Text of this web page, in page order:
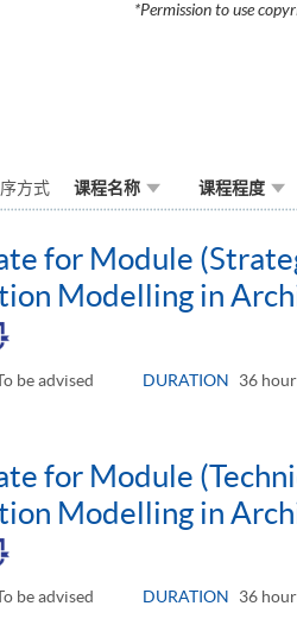
*Permission to use
方式 课程名称 课程程度
for Module
Modelling in
be advised DURATION 36
for Module
Modelling in
be advised DURATION 36